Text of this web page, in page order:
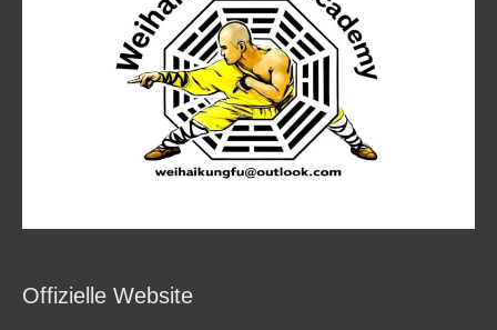
Offizielle Website